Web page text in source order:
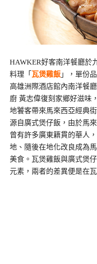
HAWKER好客南洋餐廳於
料理「 瓦煲雞飯 」，單份
高雄洲際酒店館內南洋餐
廚 黃志偉復刻家鄉好滋味
地饕客帶來馬來西亞經典
源自廣式煲仔飯，由於馬
曾有許多廣東籍貫的華人
地、隨後在地化改良成為
美食。瓦煲雞飯與廣式煲
元素，兩者的差異便是在